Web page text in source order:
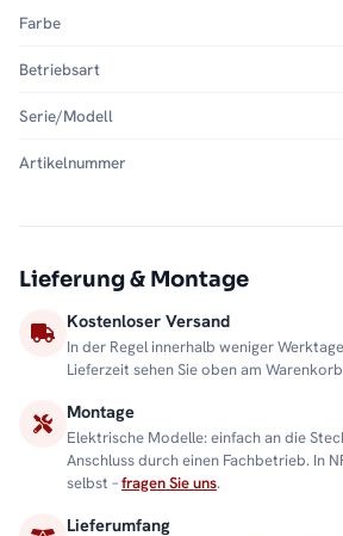
Farbe
Betriebsart
Serie/Modell
Artikelnummer
Lieferung & Montage
Kostenloser Versand
In der Regel innerhalb weniger
Lieferzeit sehen Sie oben am
Montage
Elektrische Modelle: einfach an die
Anschluss durch einen Fachbetrieb. In
selbst –fragen Sie uns.
Lieferumfang